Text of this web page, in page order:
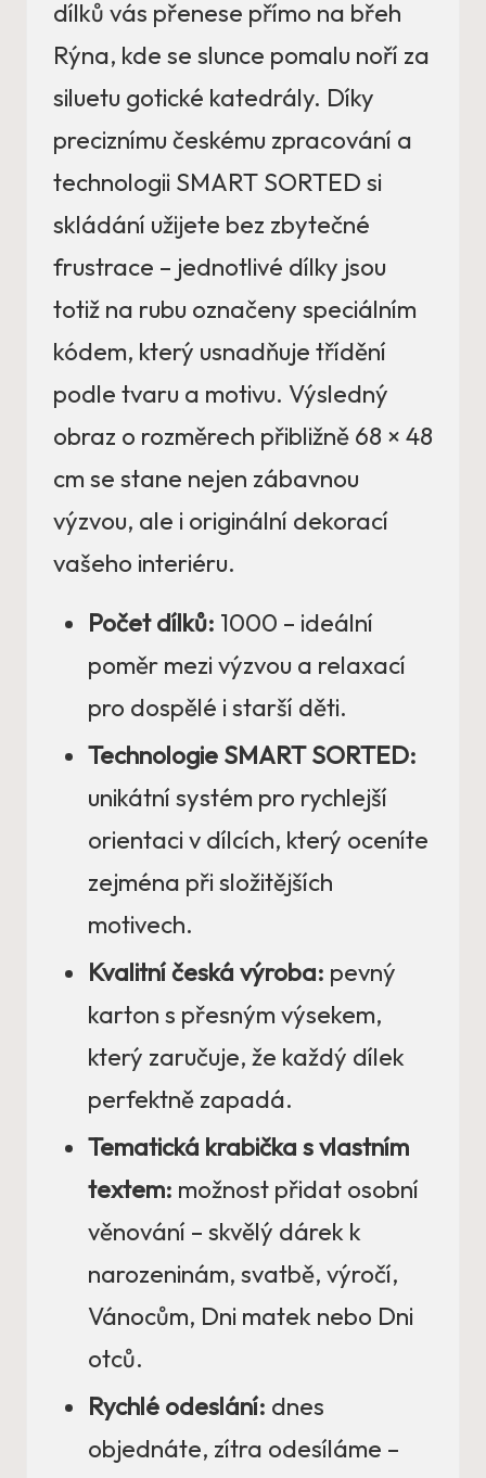
dílků vás přenese přímo na břeh
Rýna, kde se slunce pomalu noří za
siluetu gotické katedrály. Díky
preciznímu českému zpracování a
technologii SMART SORTED si
skládání užijete bez zbytečné
frustrace – jednotlivé dílky jsou
totiž na rubu označeny speciálním
kódem, který usnadňuje třídění
podle tvaru a motivu. Výsledný
obraz o rozměrech přibližně 68 × 48
cm se stane nejen zábavnou
výzvou, ale i originální dekorací
vašeho interiéru.
Počet dílků: 1000 – ideální
poměr mezi výzvou a relaxací
pro dospělé i starší děti.
Technologie SMART SORTED:
unikátní systém pro rychlejší
orientaci v dílcích, který oceníte
zejména při složitějších
motivech.
Kvalitní česká výroba: pevný
karton s přesným výsekem,
který zaručuje, že každý dílek
perfektně zapadá.
Tematická krabička s vlastním
textem: možnost přidat osobní
věnování – skvělý dárek k
narozeninám, svatbě, výročí,
Vánocům, Dni matek nebo Dni
otců.
Rychlé odeslání: dnes
objednáte, zítra odesíláme –